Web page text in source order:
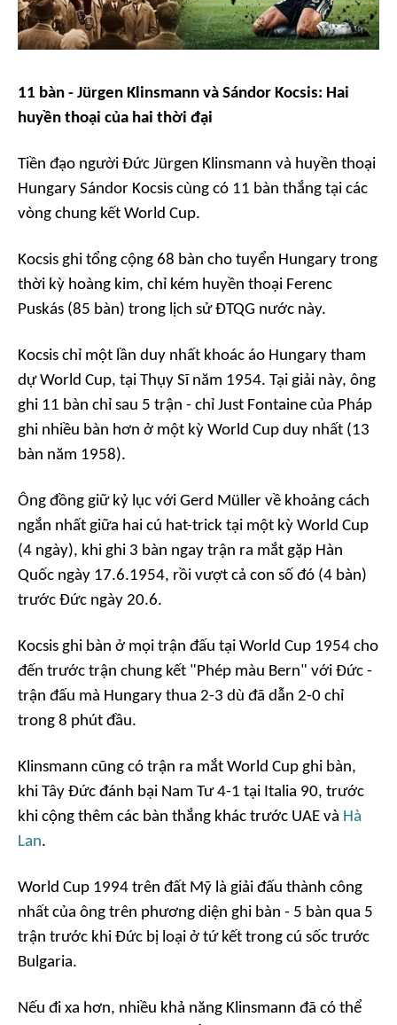
11 bàn - Jürgen Klinsmann và Sándor Kocsis: Hai
huyền thoại của hai thời đại
Tiền đạo người Đức Jürgen Klinsmann và huyền thoại
Hungary Sándor Kocsis cùng có 11 bàn thắng tại các
vòng chung kết World Cup.
Kocsis ghi tổng cộng 68 bàn cho tuyển Hungary trong
thời kỳ hoàng kim, chỉ kém huyền thoại Ferenc
Puskás (85 bàn) trong lịch sử ĐTQG nước này.
Kocsis chỉ một lần duy nhất khoác áo Hungary tham
dự World Cup, tại Thụy Sĩ năm 1954. Tại giải này, ông
ghi 11 bàn chỉ sau 5 trận - chỉ Just Fontaine của Pháp
ghi nhiều bàn hơn ở một kỳ World Cup duy nhất (13
bàn năm 1958).
Ông đồng giữ kỷ lục với Gerd Müller về khoảng cách
ngắn nhất giữa hai cú hat-trick tại một kỳ World Cup
(4 ngày), khi ghi 3 bàn ngay trận ra mắt gặp Hàn
Quốc ngày 17.6.1954, rồi vượt cả con số đó (4 bàn)
trước Đức ngày 20.6.
Kocsis ghi bàn ở mọi trận đấu tại World Cup 1954 cho
đến trước trận chung kết "Phép màu Bern" với Đức -
trận đấu mà Hungary thua 2-3 dù đã dẫn 2-0 chỉ
trong 8 phút đầu.
Klinsmann cũng có trận ra mắt World Cup ghi bàn,
khi Tây Đức đánh bại Nam Tư 4-1 tại Italia 90, trước
khi cộng thêm các bàn thắng khác trước UAE và Hà
Lan.
World Cup 1994 trên đất Mỹ là giải đấu thành công
nhất của ông trên phương diện ghi bàn - 5 bàn qua 5
trận trước khi Đức bị loại ở tứ kết trong cú sốc trước
Bulgaria.
Nếu đi xa hơn, nhiều khả năng Klinsmann đã có thể